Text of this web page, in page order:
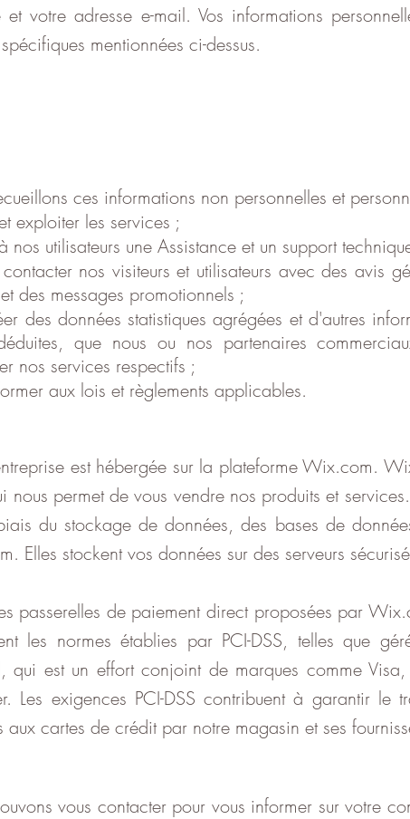
et votre adresse e-mail. Vos informations
mentionnées ci-dessus.
ces informations non personnelles et
exploiter les services ;
nos utilisateurs une Assistance et un support
contacter nos visiteurs et utilisateurs avec des avis
des messages promotionnels ;
des données statistiques agrégées et d'autres
que nous ou nos partenaires
nos services respectifs ;
aux lois et règlements applicables.
est hébergée sur la plateforme Wix.com.
nous permet de vous vendre nos produits et
du stockage de données, des bases de
Elles stockent vos données sur des serveurs
passerelles de paiement direct proposées par
les normes établies par PCI-DSS, telles que
qui est un effort conjoint de marques comme
Les exigences PCI-DSS contribuent à garantir le
aux cartes de crédit par notre magasin et ses
vous contacter pour vous informer sur votre